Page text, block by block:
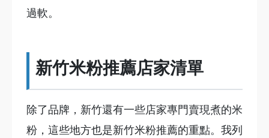
過軟。
新竹米粉推薦店家清單
除了品牌，新竹還有一些店家專門賣現煮的米
粉，這些地方也是新竹米粉推薦的重點。我列